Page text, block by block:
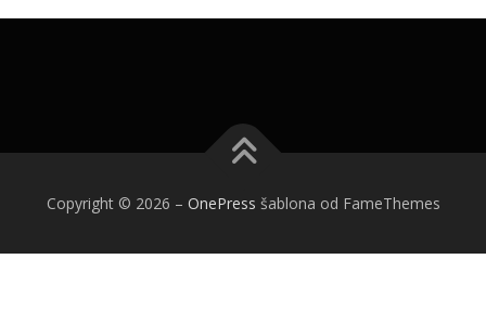
Copyright © 2026 – OnePress šablona od FameThemes